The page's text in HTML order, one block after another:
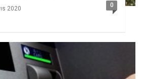
2020 0